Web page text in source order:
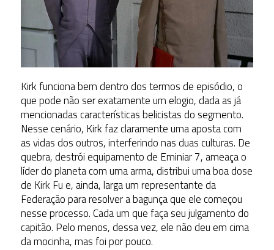
Kirk funciona bem dentro dos termos de episódio, o
que pode não ser exatamente um elogio, dada as já
mencionadas características belicistas do segmento.
Nesse cenário, Kirk faz claramente uma aposta com
as vidas dos outros, interferindo nas duas culturas. De
quebra, destrói equipamento de Eminiar 7, ameaça o
líder do planeta com uma arma, distribui uma boa dose
de Kirk Fu e, ainda, larga um representante da
Federação para resolver a bagunça que ele começou
nesse processo. Cada um que faça seu julgamento do
capitão. Pelo menos, dessa vez, ele não deu em cima
da mocinha, mas foi por pouco.